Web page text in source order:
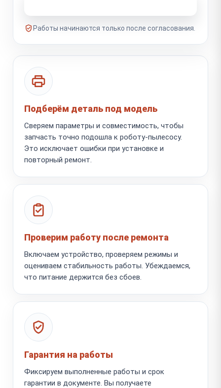
Работы начинаются только после согласования.
Подберём деталь под модель
Сверяем параметры и совместимость, чтобы
запчасть точно подошла к роботу-пылесосу.
Это исключает ошибки при установке и
повторный ремонт.
Проверим работу после ремонта
Включаем устройство, проверяем режимы и
оцениваем стабильность работы. Убеждаемся,
что питание держится без сбоев.
Гарантия на работы
Фиксируем выполненные работы и срок
гарантии в документе. Вы получаете